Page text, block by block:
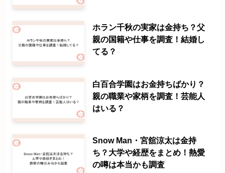
ホラン千秋の実家は金持ち？父
親の国籍や仕事を調査！結婚し
てる？
白百合学園はお金持ちばかり？
親の職業や家柄を調査！芸能人
はいる？
Snow Man・宮舘涼太は金持
ち？大学や経歴をまとめ！熱愛
の噂は本当かも調査